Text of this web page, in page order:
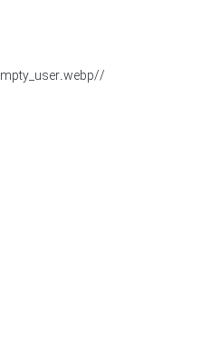
/
/uploads/2024/01/empty_user.webp